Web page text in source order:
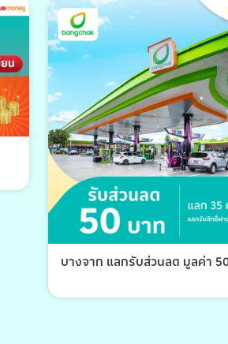
บางจาก แลกรับส่วนลด มูลค่า